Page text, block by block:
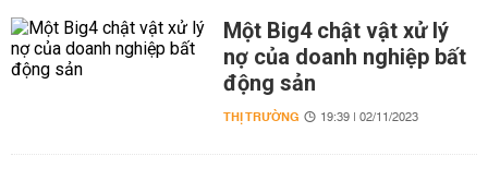
Một Big4 chật vật xử lý
nợ của doanh nghiệp bất
động sản
THỊ TRƯỜNG 19:39 | 02/11/2023